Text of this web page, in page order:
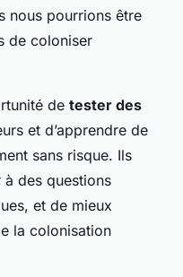
nous pourrions être
de coloniser
de tester des
et d’apprendre de
sans risque. Ils
des questions
et de mieux
la colonisation